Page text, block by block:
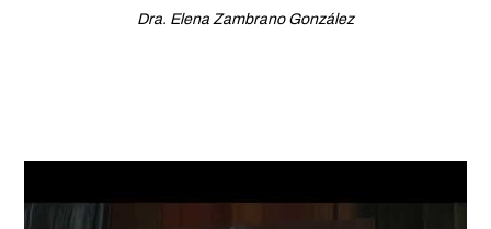
Dra. Elena Zambrano González